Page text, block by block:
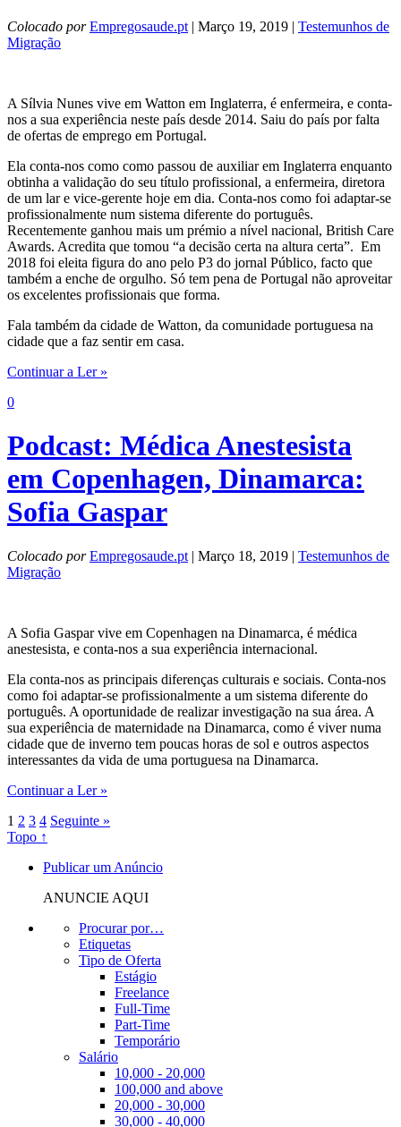
Colocado por Empregosaude.pt | Março 19, 2019 | Testemunhos de
Migração
A Sílvia Nunes vive em Watton em Inglaterra, é enfermeira, e conta-
nos a sua experiência neste país desde 2014. Saiu do país por falta
de ofertas de emprego em Portugal.
Ela conta-nos como como passou de auxiliar em Inglaterra enquanto
obtinha a validação do seu título profissional, a enfermeira, diretora
de um lar e vice-gerente hoje em dia. Conta-nos como foi adaptar-se
profissionalmente num sistema diferente do português.
Recentemente ganhou mais um prémio a nível nacional, British Care
Awards. Acredita que tomou “a decisão certa na altura certa”. Em
2018 foi eleita figura do ano pelo P3 do jornal Público, facto que
também a enche de orgulho. Só tem pena de Portugal não aproveitar
os excelentes profissionais que forma.
Fala também da cidade de Watton, da comunidade portuguesa na
cidade que a faz sentir em casa.
Continuar a Ler »
0
Podcast: Médica Anestesista
em Copenhagen, Dinamarca:
Sofia Gaspar
Colocado por Empregosaude.pt | Março 18, 2019 | Testemunhos de
Migração
A Sofia Gaspar vive em Copenhagen na Dinamarca, é médica
anestesista, e conta-nos a sua experiência internacional.
Ela conta-nos as principais diferenças culturais e sociais. Conta-nos
como foi adaptar-se profissionalmente a um sistema diferente do
português. A oportunidade de realizar investigação na sua área. A
sua experiência de maternidade na Dinamarca, como é viver numa
cidade que de inverno tem poucas horas de sol e outros aspectos
interessantes da vida de uma portuguesa na Dinamarca.
Continuar a Ler »
1 2 3 4 Seguinte »
Topo ↑
Publicar um Anúncio
ANUNCIE AQUI
Procurar por…
Etiquetas
Tipo de Oferta
Estágio
Freelance
Full-Time
Part-Time
Temporário
Salário
10,000 - 20,000
100,000 and above
20,000 - 30,000
30,000 - 40,000